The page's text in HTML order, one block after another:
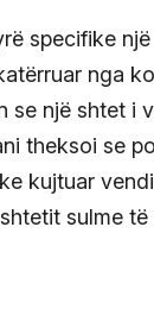
specifike
nga
se një shtet i
theksoi se
kujtuar
sulme